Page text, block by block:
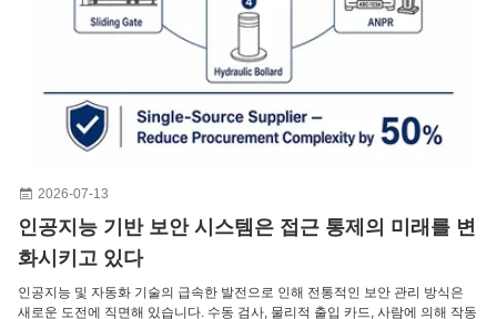
2026-07-13
인공지능 기반 보안 시스템은 접근 통제의 미래를 변
화시키고 있다
인공지능 및 자동화 기술의 급속한 발전으로 인해 전통적인 보안 관리 방식은
새로운 도전에 직면해 있습니다. 수동 검사, 물리적 출입 카드, 사람에 의해 작동